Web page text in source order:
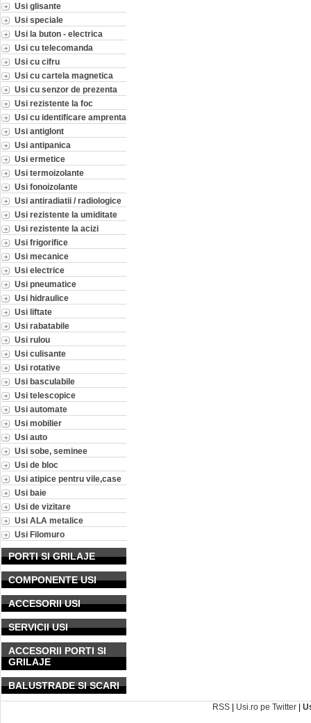
Usi glisante
Usi speciale
Usi la buton - electrica
Usi cu telecomanda
Usi cu cifru
Usi cu cartela magnetica
Usi cu senzor de prezenta
Usi rezistente la foc
Usi cu identificare amprenta
Usi antiglont
Usi antipanica
Usi ermetice
Usi termoizolante
Usi fonoizolante
Usi antiradiatii / radiologice
Usi rezistente la umiditate
Usi rezistente la acizi
Usi frigorifice
Usi mecanice
Usi electrice
Usi pneumatice
Usi hidraulice
Usi liftate
Usi rabatabile
Usi rulou
Usi culisante
Usi rotative
Usi basculabile
Usi telescopice
Usi automate
Usi mobilier
Usi auto
Usi sobe, seminee
Usi de bloc
Usi atipice pentru vile,case
Usi baie
Usi de vizitare
Usi ALA metalice
Usi Filomuro
PORTI SI GRILAJE
COMPONENTE USI
ACCESORII USI
SERVICII USI
ACCESORII PORTI SI
GRILAJE
BALUSTRADE SI SCARI
RSS | Usi.ro pe Twitter |